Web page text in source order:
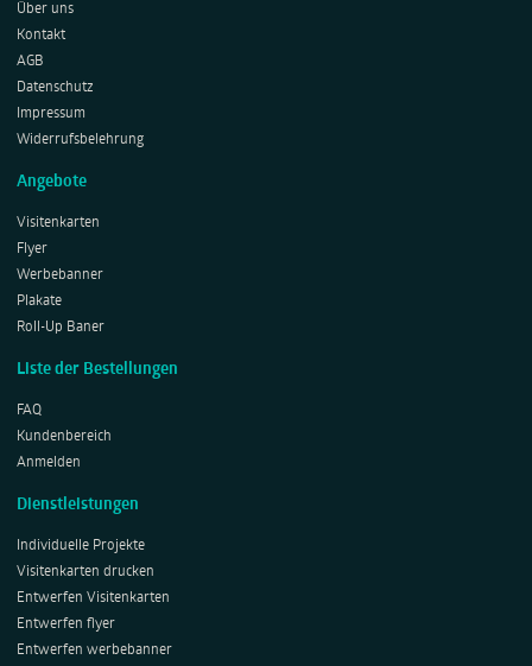
Über uns
Kontakt
AGB
Datenschutz
Impressum
Widerrufsbelehrung
Angebote
Visitenkarten
Flyer
Werbebanner
Plakate
Roll-Up Baner
Liste der Bestellungen
FAQ
Kundenbereich
Anmelden
Dienstleistungen
Individuelle Projekte
Visitenkarten drucken
Entwerfen Visitenkarten
Entwerfen flyer
Entwerfen werbebanner